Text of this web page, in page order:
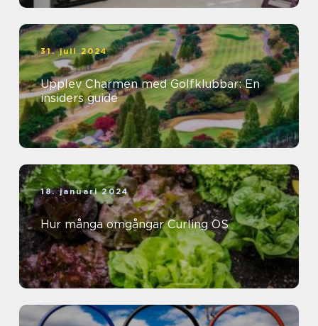
31. juli 2024
Upplev Charmen med Golfklubbar: En
insiders guide
18. januari 2024
Hur många omgångar Curling OS